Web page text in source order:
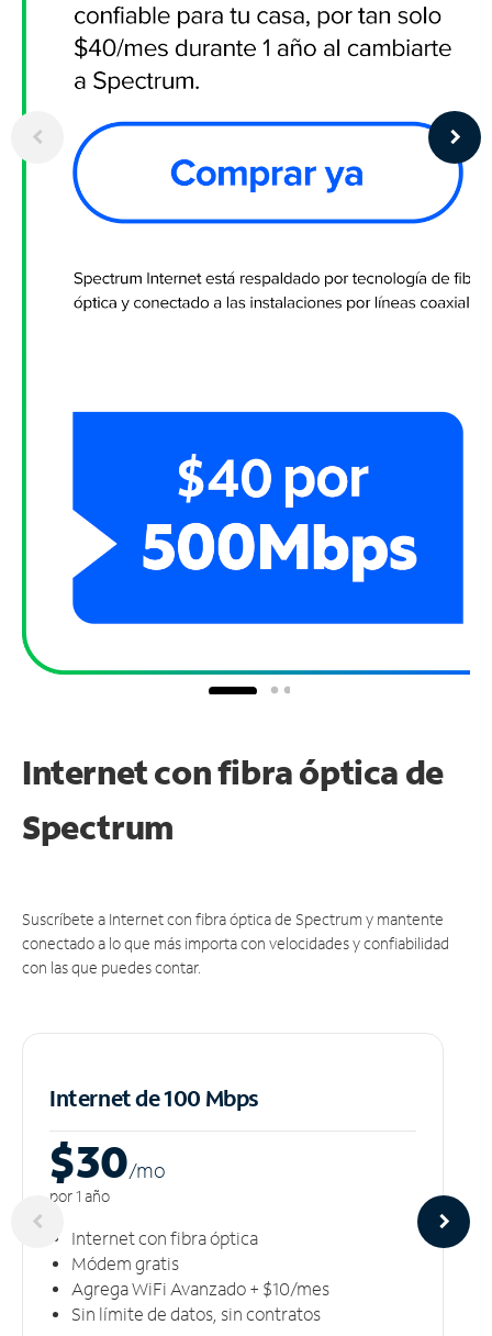
Internet con fibra óptica de
Spectrum
Suscríbete a Internet con fibra óptica de Spectrum y mantente
conectado a lo que más importa con velocidades y confiabilidad
con las que puedes contar.
Internet de 100 Mbps
$30/mo
por 1 año
Internet con fibra óptica
Módem gratis
Agrega WiFi Avanzado + $10/mes
Sin límite de datos, sin contratos